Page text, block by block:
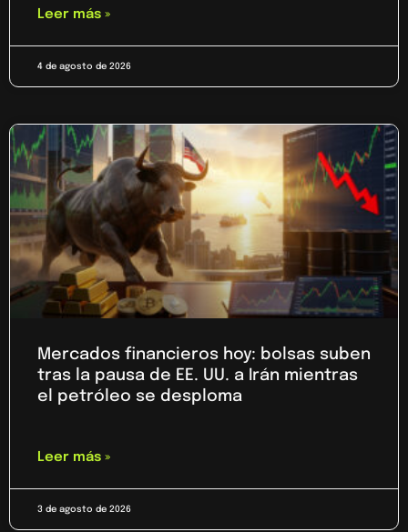
Leer más »
4 de agosto de 2026
Mercados financieros hoy: bolsas suben
tras la pausa de EE. UU. a Irán mientras
el petróleo se desploma
Leer más »
3 de agosto de 2026